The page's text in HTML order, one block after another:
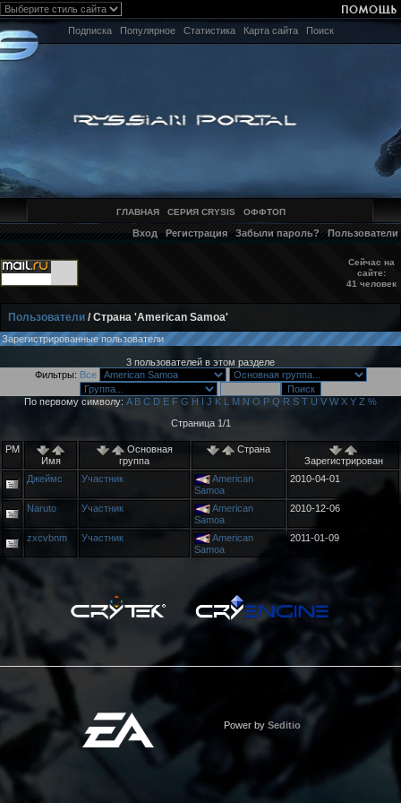
Подписка Популярное Статистика Карта сайта Поиск
ГЛАВНАЯ СЕРИЯ CRYSIS ОФФТОП
Вход Регистрация Забыли пароль? Пользователи
Сейчас на
сайте:
41 человек
Пользователи / Страна 'American Samoa'
Зарегистрированные пользователи
3 пользователей в этом разделе
Фильтры: Все
По первому символу: A B C D E F G H I J K L M N O P Q R S T U V W X Y Z %
Страница 1/1
PM
Имя
Основная
группа
Страна
Зарегистрирован
Джеймс
Участник
American
Samoa
2010-04-01
Naruto Участник
American
Samoa
2010-12-06
zxcvbnm Участник
American
Samoa
2011-01-09
Power by Seditio